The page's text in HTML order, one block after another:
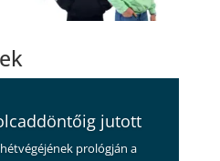
jutott
prológján a